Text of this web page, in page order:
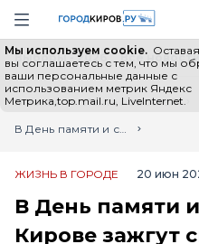
Навигация сайта
Мы используем cookie.
вы соглашаетесь с тем, что мы
ваши персональные данные с
использованием метрик Яндекс
Метрика,top.mail.ru, LiveInternet.
Выборы - 2026 Все новости
Главная
Лента новостей
В День памяти и скорби в Кирове зажгут свечи
ЖИЗНЬ В ГОРОДЕ 20 июн
В День памяти
Кирове зажгут